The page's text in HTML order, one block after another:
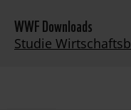
WWF Downloads
Studie